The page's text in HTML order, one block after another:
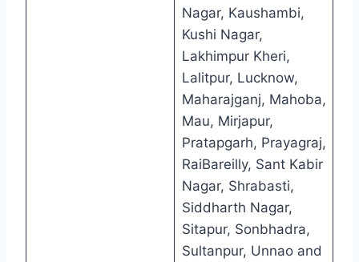
Nagar, Kaushambi,
Kushi Nagar,
Lakhimpur Kheri,
Lalitpur, Lucknow,
Maharajganj, Mahoba,
Mau, Mirjapur,
Pratapgarh, Prayagraj,
RaiBareilly, Sant Kabir
Nagar, Shrabasti,
Siddharth Nagar,
Sitapur, Sonbhadra,
Sultanpur, Unnao and